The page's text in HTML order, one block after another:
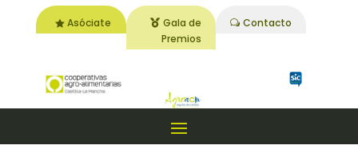
Asóciate
Gala de
Premios
Contacto